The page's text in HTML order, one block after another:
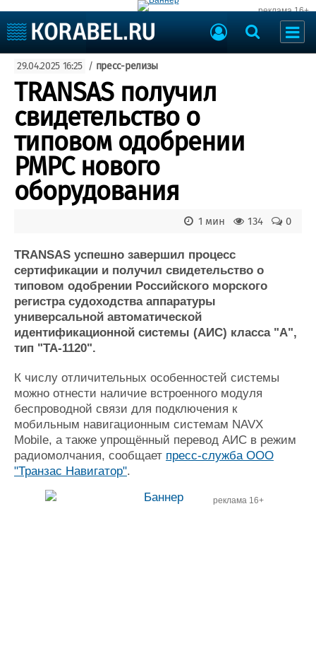
реклама 16+
Судоходство
Судоремонт
События
Порты
Рыболовство
ВМФ
Образование
Яхты и катера
Еще
Судостроение
Компании
Репутация
Крюинг
Журнал
Реклама
Доска объявлений
Оборудование
Изделия
Конференции
Выставки и семинары
Личности
Словарь
Флот
Галерея флота
Форум
Отзывы
Все службы
29.04.2025 16:25 / пресс-релизы
TRANSAS получил
свидетельство о
типовом одобрении
РМРС нового
оборудования
0
134
1 мин
TRANSAS успешно завершил процесс
сертификации и получил свидетельство о
типовом одобрении Российского морского
регистра судоходства аппаратуры
универсальной автоматической
идентификационной системы (АИС) класса "А",
тип "ТА-1120".
К числу отличительных особенностей системы
можно отнести наличие встроенного модуля
беспроводной связи для подключения к
мобильным навигационным системам NAVX
Mobile, а также упрощённый перевод АИС в режим
радиомолчания, сообщает пресс-служба ООО
"Транзас Навигатор".
реклама 16+